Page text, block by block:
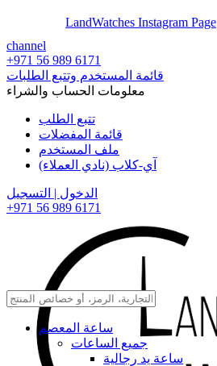
LandWatches Instagram Page
channel
+971 56 989 6171
قائمة المستخدم وتتبع الطلبات
معلومات الحساب والشراء
تتبع الطلب
قائمة المفضلات
ملف المستخدم
آي-كلاب (نادي العملاء)
الدخول | التسجيل
+971 56 989 6171
ساعة المعصم
جميع الساعات
ساعة يد رجالية